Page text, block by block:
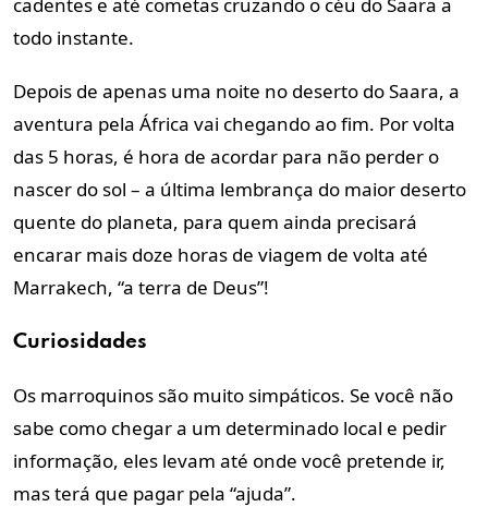
todo instante.
Depois de apenas uma noite no deserto do Saara, a
aventura pela África vai chegando ao fim. Por volta
das 5 horas, é hora de acordar para não perder o
nascer do sol – a última lembrança do maior deserto
quente do planeta, para quem ainda precisará
encarar mais doze horas de viagem de volta até
Marrakech, “a terra de Deus”!
Curiosidades
Os marroquinos são muito simpáticos. Se você não
sabe como chegar a um determinado local e pedir
informação, eles levam até onde você pretende ir,
mas terá que pagar pela “ajuda”.